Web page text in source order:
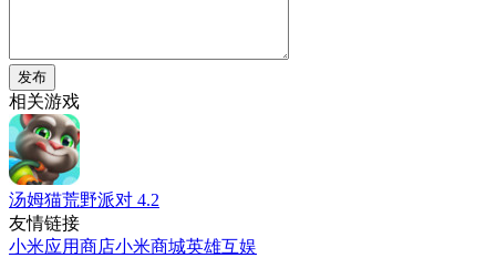
发布
相关游戏
汤姆猫荒野派对 4.2
友情链接
小米应用商店小米商城英雄互娱